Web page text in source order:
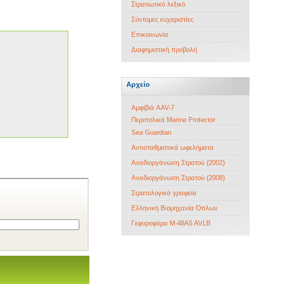
Στρατιωτικό λεξικό
Σύντομες ευχαριστίες
Επικοινωνία
Διαφημιστική προβολή
Αρχείο
Αμφίβιά AAV-7
Περιπολικά Marine Protector
Sea Guardian
Αντισταθμιστικά ωφελήματα
Αναδιοργάνωση Στρατού (2002)
Αναδιοργάνωση Στρατού (2008)
Στρατολογικά γραφεία
Ελληνική Βιομηχανία Όπλων
Γεφυροφόρα M-48A5 AVLB